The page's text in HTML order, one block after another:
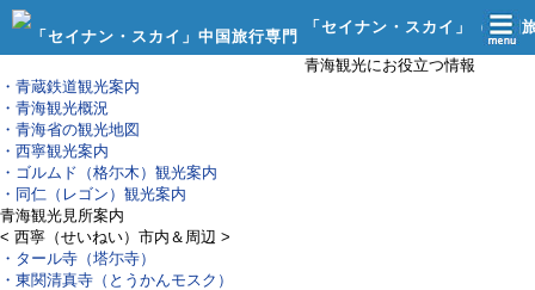
「セイナン・スカイ」（中国
青海観光にお役立つ情報
・青蔵鉄道観光案内
・青海観光概況
・青海省の観光地図
・西寧観光案内
・ゴルムド（格尓木）観光案内
・同仁（レゴン）観光案内
青海観光見所案内
< 西寧（せいねい）市内＆周辺 >
・タール寺（塔尓寺）
・東関清真寺（とうかんモスク）